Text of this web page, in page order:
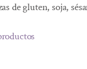
de gluten, soja,